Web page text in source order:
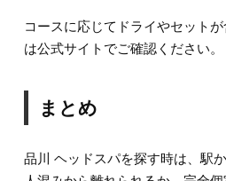
コースに応じてドライやセット
は公式サイトでご確認ください。
まとめ
品川 ヘッドスパを探す時は、駅